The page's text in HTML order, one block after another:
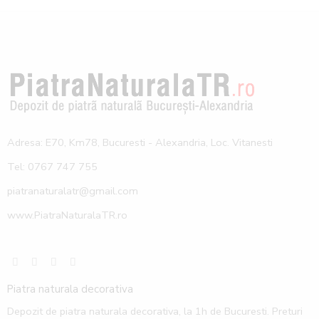
Adresa: E70, Km78, Bucuresti - Alexandria, Loc. Vitanesti
Tel: 0767 747 755
piatranaturalatr@gmail.com
www.PiatraNaturalaTR.ro
Piatra naturala decorativa
Depozit de piatra naturala decorativa, la 1h de Bucuresti. Preturi